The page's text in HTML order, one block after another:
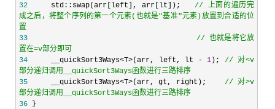
32
     std::swap(arr[left], arr[lt]);
// 上面的遍历完
成之后，将整个序列的第一个元素(也就是"基准"元素)放置到合适的位
33
// 也就是将它放
置在=v部分即可
34
     __quickSort3Ways<T>(arr, left, lt -
1); // 对<v
部分递归调用__quickSort3Ways函数进行三路排序
35
     __quickSort3Ways<T>(arr, gt, right);
// 对>v
部分递归调用__quickSort3Ways函数进行三路排序
36